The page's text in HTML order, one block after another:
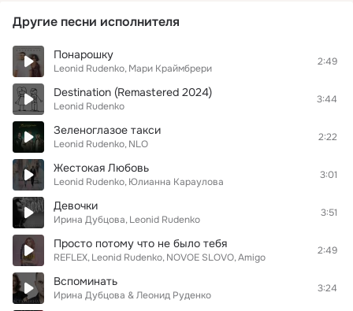
Другие песни исполнителя
Понарошку
Leonid Rudenko Мари Краймбрери
2:49
Destination (Remastered 2024)
Leonid Rudenko
3:44
Зеленоглазое такси
Leonid Rudenko NLO
2:22
Жестокая Любовь
Leonid Rudenko Юлианна Караулова
3:01
Девочки
Ирина Дубцова Leonid Rudenko
3:51
Просто потому что не было тебя
REFLEX Leonid Rudenko NOVOE SLOVO Amigo
2:49
Вспоминать
Ирина Дубцова & Леонид Руденко
3:24